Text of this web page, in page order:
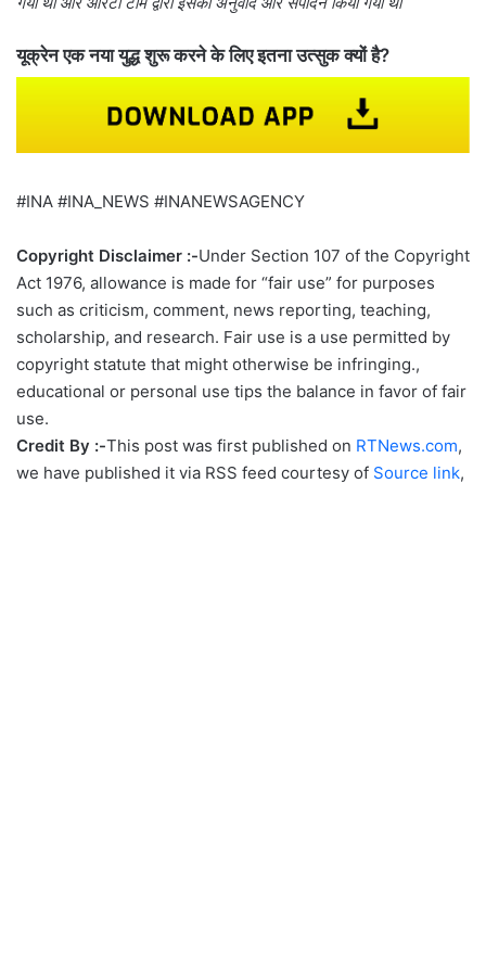
यूक्रेन एक नया युद्ध शुरू करने के लिए इतना उत्सुक क्यों है?
#INA #INA_NEWS #INANEWSAGENCY
Copyright Disclaimer :-Under Section 107 of the Copyright
Act 1976, allowance is made for “fair use” for purposes
such as criticism, comment, news reporting, teaching,
scholarship, and research. Fair use is a use permitted by
copyright statute that might otherwise be infringing.,
educational or personal use tips the balance in favor of fair
use.
Credit By :-This post was first published on RTNews.com,
we have published it via RSS feed courtesy of Source link,